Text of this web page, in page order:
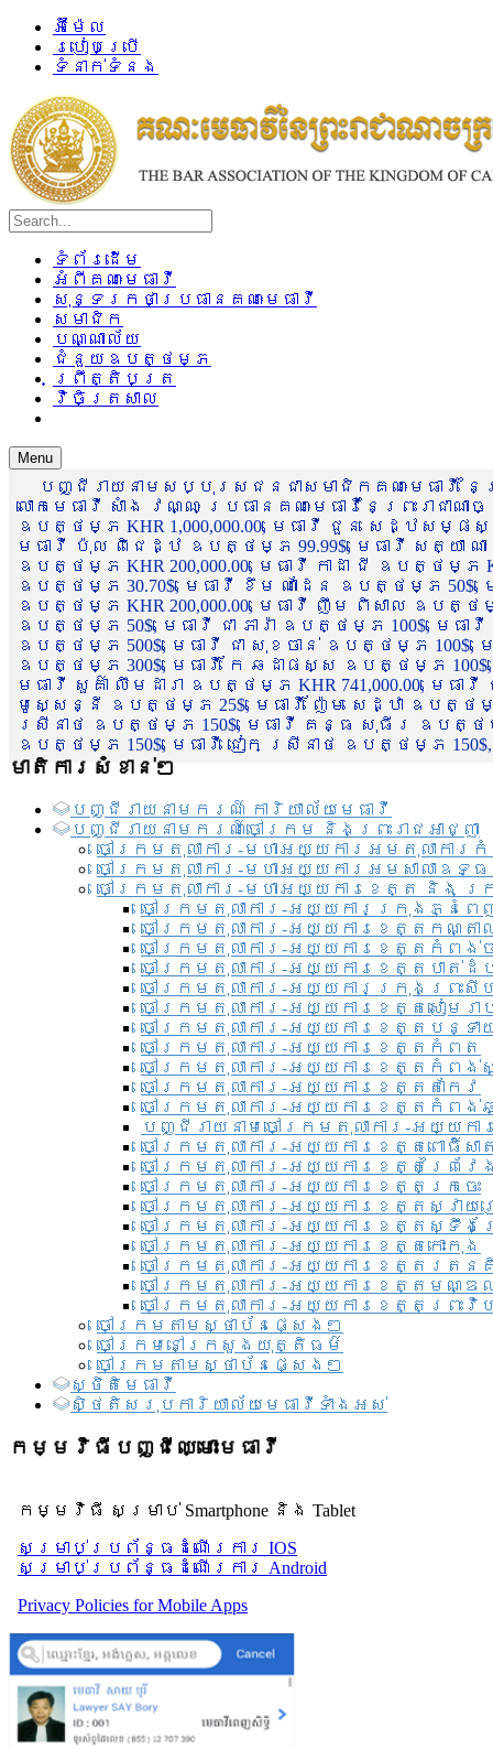
អ៊ីម៉ែល
របៀបប្រើ
ទំនាក់ទំនង
ទំព័រដើម
អំពីគណៈមេធាវី
សុន្ទរកថាប្រធានគណៈមេធាវី
សមាជិក
បណ្ណាល័យ
ជំនួយឧបត្ថម្ភ
ព្រឹត្តិបត្រ
វិចិត្រសាល
Menu
បញ្ជីរាយនាមសប្បុរសជនជាសមាជិកគណៈមេធាវី
លោកមេធាវី សាំង វណ្ណៈ ប្រធានគណៈមេធាវីនៃព្រះរា
ឧបត្ថម្ភ KHR 1,000,000.00, មេធាវី ជួន សេដ្ឋស
មេធាវី ប៉ុល ពិជេដ្ឋ ឧបត្ថម្ភ 99.99$, មេធាវី សត្យា ណ
ឧបត្ថម្ភ KHR 200,000.00, មេធាវី កាដា ជី ឧបត្ថម្ភ
ឧបត្ថម្ភ 30.70$, មេធាវី ខឹម ណាដែន ឧបត្ថម្ភ 50$,
ឧបត្ថម្ភ KHR 200,000.00, មេធាវី ញឹម ពិសាល ឧបត្ថ
ឧបត្ថម្ភ 50$, មេធាវី ជា ភារ៉ា ឧបត្ថម្ភ 100$, មេ
ឧបត្ថម្ភ 500$, មេធាវី ជា សុខចាន់ ឧបត្ថម្ភ
ឧបត្ថម្ភ 300$, មេធាវី កែ ឆដាផស្ស ឧបត្ថម្ភ
មេធាវី សួគ៌ា លឹមដារា ឧបត្ថម្ភ KHR 741,000.00, មេ
មូសេ្សន្នី ឧបត្ថម្ភ 25$, មេធាវី ញ៉ែម សេដ្ឋា ឧបត្ថ
ស្រីនាថ ឧបត្ថម្ភ 150$, មេធាវី គន្ធ សុធីរ ឧបត្ថម្ភ
ឧបត្ថម្ភ 150$, មេធាវី ជៀក ស្រីនាថ ឧបត្ថម្ភ 150$,
មាតិការសំខាន់ៗ
បញ្ជី​រាយ​នាមករណ៍ ការិយាល័យ​មេធាវី​
បញ្ជី​រាយ​នាមករណ៍​ចៅក្រម និងព្រះរាជអាជ្ញា
ចៅក្រមតុលាការ-មហាអយ្យការអមតុលាការ
ចៅក្រមតុលាការ-មហាអយ្យការអមសាលាឧទ្
ចៅក្រមតុលាការ-មហាអយ្យការខេត្ត និង ក្
ចៅក្រមតុលាការ-អយ្យការក្រុងភ្នំពេ
ចៅក្រមតុលាការ-អយ្យការខេត្តកណ្តា
ចៅក្រមតុលាការ-អយ្យការខេត្តកំពង់ច
ចៅក្រមតុលាការ-អយ្យការខេត្តបាត់ដំ
ចៅក្រមតុលាការ-អយ្យការ​ក្រុងព្រះសី
ចៅក្រមតុលាការ-អយ្យការខេត្តសៀមរា
ចៅក្រមតុលាការ-អយ្យការខេត្តបន្ទា
ចៅក្រមតុលាការ-អយ្យការខេត្តកំពត
ចៅក្រមតុលាការ-អយ្យការខេត្តកំពង់
ចៅក្រមតុលាការ-អយ្យការខេត្តតាកែវ
ចៅក្រមតុលាការ-អយ្យការខេត្តកំពង់
បញ្ជីរាយនាមចៅក្រមតុលាការ-អយ្យក
ចៅក្រមតុលាការ-អយ្យការខេត្តពោធិ៍សា
ចៅក្រមតុលាការ-អយ្យការខេត្តព្រៃវែ
ចៅក្រមតុលាការ-អយ្យការខេត្តក្រចេះ
ចៅក្រមតុលាការ-អយ្យការខេត្តស្វាយ
ចៅក្រមតុលាការ-អយ្យការខេត្តស្ទឹង
ចៅក្រមតុលាការ-អយ្យការខេត្តកោះកុង
ចៅក្រមតុលាការ-អយ្យការខេត្តរតន
ចៅក្រមតុលាការ-អយ្យការខេត្តមណ្
ចៅក្រមតុលាការ-អយ្យការខេត្តព្រះវិហ
ចៅក្រមតាមស្ថាប័នផ្សេងៗ
ចៅក្រមនៅក្រសួងយុត្តិធម៌
ចៅក្រមតាមស្ថាប័នផ្សេងៗ
ស្ថិតិមេធាវី
សិ្ថតិសរុបការិយាល័យមេធាវីទាំងអស់​
កម្មវិធីបញ្ជីឈ្មោះមេធាវី
កម្មវិធី សម្រាប់ Smartphone និង Tablet
សម្រាប់​ប្រព័ន្ធដំណើរការ IOS
សម្រាប់​ប្រព័ន្ធដំណើរការ Android
Privacy Policies for Mobile Apps